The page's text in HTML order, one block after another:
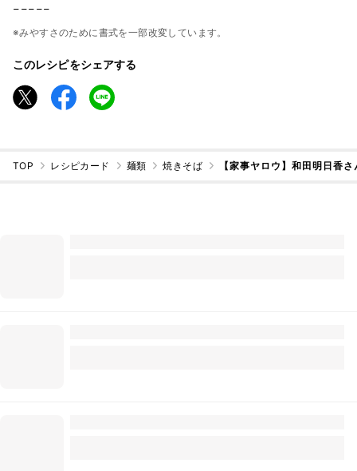
ｰｰｰｰｰ
※みやすさのために書式を一部改変しています。
このレシピをシェアする
TOP レシピカード 麺類 焼きそば 【家事ヤロウ】和田明日香